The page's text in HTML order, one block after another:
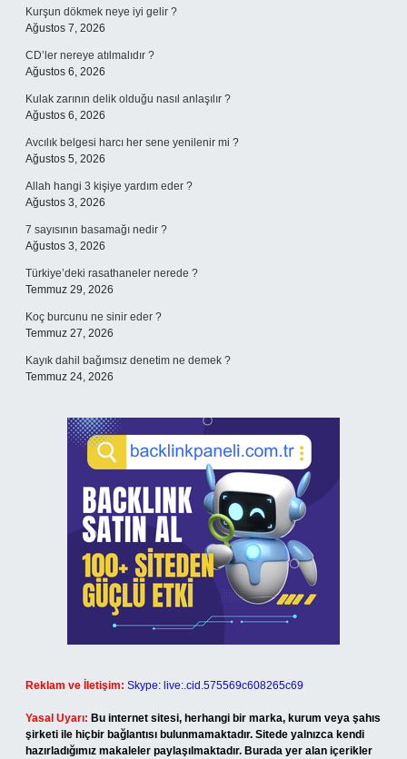
Kurşun dökmek neye iyi gelir ?
Ağustos 7, 2026
CD’ler nereye atılmalıdır ?
Ağustos 6, 2026
Kulak zarının delik olduğu nasıl anlaşılır ?
Ağustos 6, 2026
Avcılık belgesi harcı her sene yenilenir mi ?
Ağustos 5, 2026
Allah hangi 3 kişiye yardım eder ?
Ağustos 3, 2026
7 sayısının basamağı nedir ?
Ağustos 3, 2026
Türkiye’deki rasathaneler nerede ?
Temmuz 29, 2026
Koç burcunu ne sinir eder ?
Temmuz 27, 2026
Kayık dahil bağımsız denetim ne demek ?
Temmuz 24, 2026
Reklam ve İletişim: Skype: live:.cid.575569c608265c69
Yasal Uyarı: Bu internet sitesi, herhangi bir marka, kurum veya şahıs
şirketi ile hiçbir bağlantısı bulunmamaktadır. Sitede yalnızca kendi
hazırladığımız makaleler paylaşılmaktadır. Burada yer alan içerikler